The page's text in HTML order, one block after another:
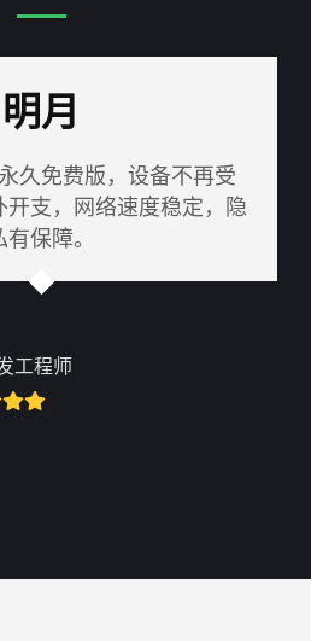
明月
久免费版，设备不再受
开支，网络速度稳定，隐
有保障。
工程师